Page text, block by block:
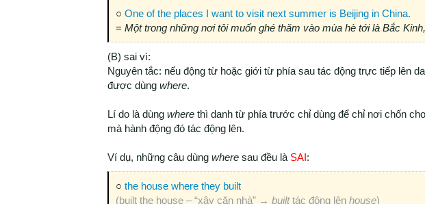
○ One of the places I want to visit next summer is Beijing in China.
= Một trong những nơi tôi muốn ghé thăm vào mùa hè tới là Bắc
(B) sai vì:
Nguyên tắc: nếu động từ hoặc giới từ phía sau tác động trực tiếp lên
được dùng where.
Lí do là dùng where thì danh từ phía trước chỉ dùng để chỉ nơi chốn
mà hành động đó tác động lên.
Ví dụ, những câu dùng where sau đều là SAI:
○ the house where they built
(built the house – “xây căn nhà” → builttác động lên house)